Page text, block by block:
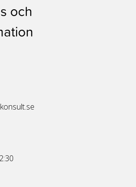
och